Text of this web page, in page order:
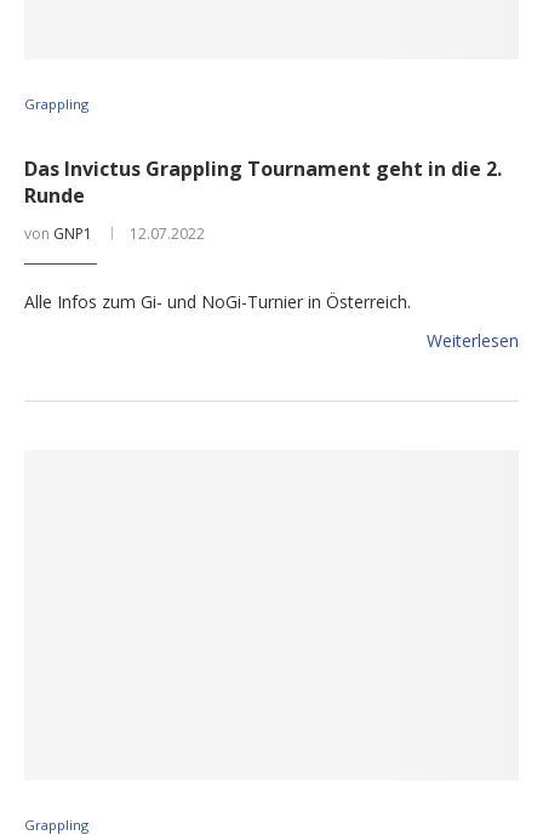
Grappling
Das Invictus Grappling Tournament geht in die 2.
Runde
von GNP1 12.07.2022
Alle Infos zum Gi- und NoGi-Turnier in Österreich.
Weiterlesen
Grappling